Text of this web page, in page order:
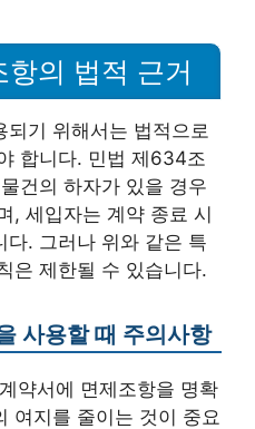
의 법적 근거
기 위해서는 법적으로
합니다. 민법 제634조
건의 하자가 있을 경우
, 세입자는 계약 종료 시
다. 그러나 위와 같은 특
은 제한될 수 있습니다.
사용할 때 주의사항
약서에 면제조항을 명확
여지를 줄이는 것이 중요